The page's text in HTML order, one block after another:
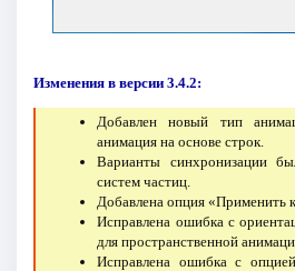
Изменения в версии 3.4.2:
Добавлен новый тип
анимация на основе строк.
Варианты синхронизации
систем частиц.
Добавлена опция «Применить
Исправлена ошибка с
для пространственной
Исправлена ошибка с